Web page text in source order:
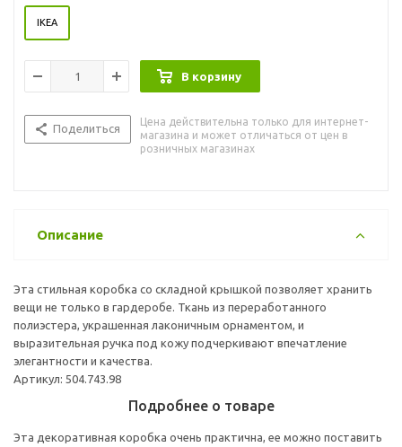
IKEA
В корзину
Поделиться
Цена действительна только для интернет-
магазина и может отличаться от цен в
розничных магазинах
Описание
Эта стильная коробка со складной крышкой позволяет хранить
вещи не только в гардеробе. Ткань из переработанного
полиэстера, украшенная лаконичным орнаментом, и
выразительная ручка под кожу подчеркивают впечатление
элегантности и качества.
Артикул: 504.743.98
Подробнее о товаре
Эта декоративная коробка очень практична, ее можно поставить